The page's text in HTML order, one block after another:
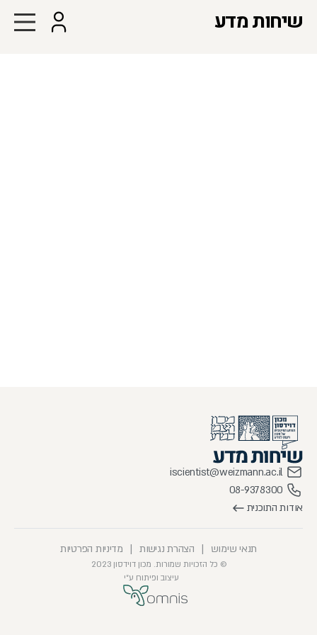
שיחות מדע
אודות התוכנית
08-9378300
iscientist@weizmann.ac.il
© כל הזכויות שמורות. מכון דוידסון 2023
עיצוב ופיתוח ע״י
תנאי שימוש | הצהרת נגישות | מדיניות הפרטיות